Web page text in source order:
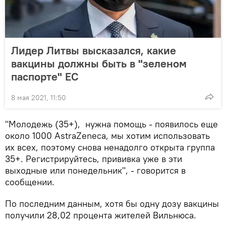
Лидер Литвы высказался, какие
вакцины должны быть в "зеленом
паспорте" ЕС
8 мая 2021, 11:50
"Молодежь (35+), нужна помощь - появилось еще
около 1000 AstraZeneca, мы хотим использовать
их всех, поэтому снова ненадолго открыта группа
35+. Регистрируйтесь, прививка уже в эти
выходные или понедельник", - говорится в
сообщении.
По последним данным, хотя бы одну дозу вакцины
получили 28,02 процента жителей Вильнюса.